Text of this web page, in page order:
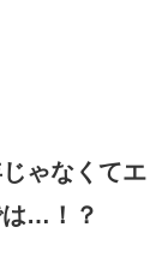
ゃなくてエ
は…！？